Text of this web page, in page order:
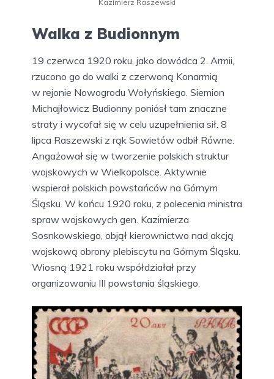
Kazimierz Raszewski
Walka z Budionnym
19 czerwca 1920 roku, jako dowódca 2. Armii,
rzucono go do walki z czerwoną Konarmią
w rejonie Nowogrodu Wołyńskiego. Siemion
Michajłowicz Budionny poniósł tam znaczne
straty i wycofał się w celu uzupełnienia sił. 8
lipca Raszewski z rąk Sowietów odbił Równe.
Angażował się w tworzenie polskich struktur
wojskowych w Wielkopolsce. Aktywnie
wspierał polskich powstańców na Górnym
Śląsku. W końcu 1920 roku, z polecenia ministra
spraw wojskowych gen. Kazimierza
Sosnkowskiego, objął kierownictwo nad akcją
wojskową obrony plebiscytu na Górnym Śląsku.
Wiosną 1921 roku współdziałał przy
organizowaniu III powstania śląskiego.